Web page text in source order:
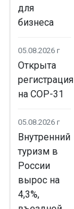
для
бизнеса
05.08.2026 г
Открыта
регистрация
на COP-31
05.08.2026 г
Внутренний
туризм в
России
вырос на
4,3%,